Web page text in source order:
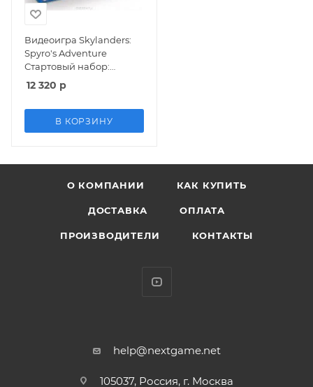
Видеоигра Skylanders:
Spyro's Adventure
Стартовый набор:
игровой портал, игра,
фигурки: Spyro, Trigger
12 320 р
В КОРЗИНУ
О КОМПАНИИ КАК КУПИТЬ
ДОСТАВКА ОПЛАТА
ПРОИЗВОДИТЕЛИ КОНТАКТЫ
help@nextgame.net
105037, Россия, г. Москва